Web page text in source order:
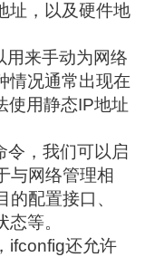
址，以及硬件地
用来手动为网络
情况通常出现在
使用静态IP地址
令，我们可以启
与网络管理相
配置接口、
等。
ifconfig还允许